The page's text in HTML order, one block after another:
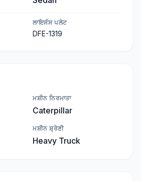
ਲਾਇਸੰਸ ਪਲੇਟ
DFE-1319
ਮਸ਼ੀਨ ਨਿਰਮਾਤਾ
Caterpillar
ਮਸ਼ੀਨ ਸ਼੍ਰੇਣੀ
Heavy Truck